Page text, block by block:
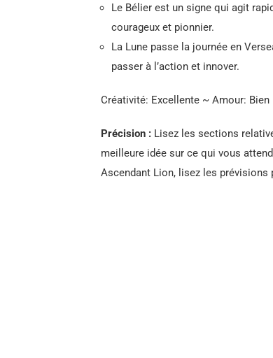
Le Bélier est un signe qui agit
courageux et pionnier.
La Lune passe la journée en
passer à l’action et innover.
Créativité: Excellente ~ Amour: Bien
Précision : Lisez les sections
meilleure idée sur ce qui vous
Ascendant Lion, lisez les prévisions